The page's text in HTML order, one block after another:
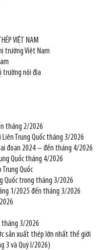
VIỆT NAM
trường Việt Nam
trường nội địa
tháng 2/2026
Trung Quốc tháng 3/2026
đoạn 2024 – đến tháng 4/2026
Quốc tháng 4/2026
Quốc
Quốc trong tháng 3/2026
1/2025 đến tháng 3/2026
3/2026
sản xuất thép lớn nhất thế giới
3 và Quý I/2026)